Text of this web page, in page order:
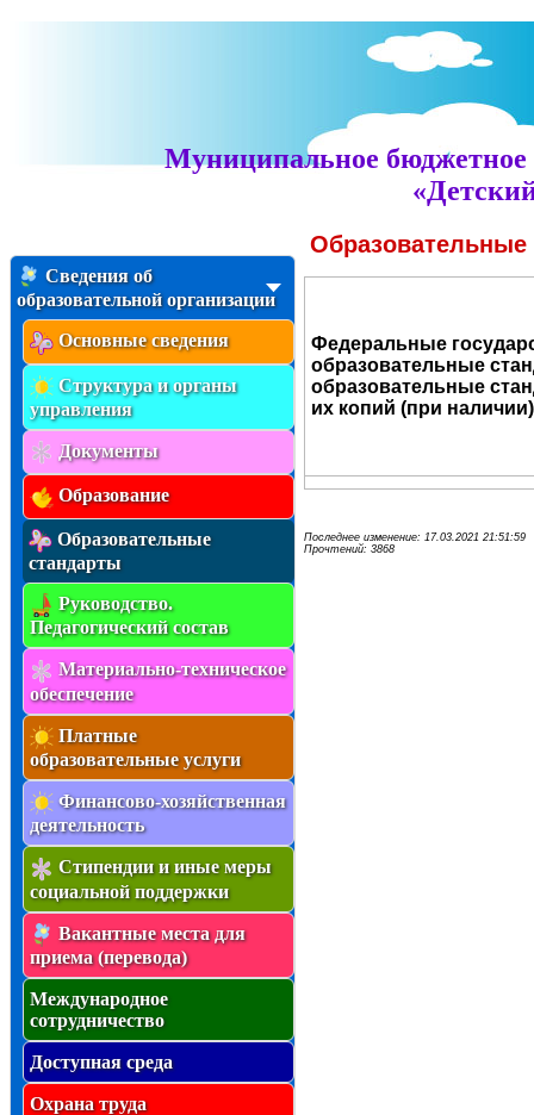
Муниципальное бюджетное
Сведения об
образовательной организации
Основные сведения
Структура и органы
управления
Документы
Образование
Образовательные
стандарты
Руководство.
Педагогический состав
Материально-техническое
обеспечение
Платные
образовательные услуги
Финансово-хозяйственная
деятельность
Стипендии и иные меры
социальной поддержки
Вакантные места для
приема (перевода)
Международное
сотрудничество
Доступная среда
Охрана труда
Образовательные
Федеральные
образовательные
образовательные
их копий (при наличии)
Последнее изменение: 17.03.2021 21:51:59
Прочтений: 3868